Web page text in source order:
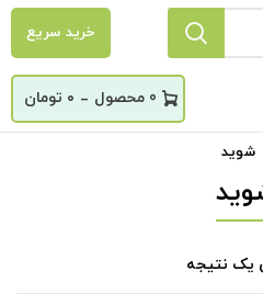
خرید سریع
0
_ ۰ تومان
شوید
یک نتیجه